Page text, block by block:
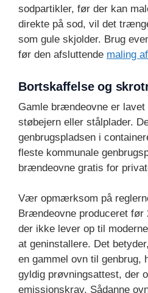
sodpartikler, før der kan
direkte på sod, vil det
som gule skjolder. Brug
før den afsluttende maling
Bortskaffelse og
Gamle brændeovne er
støbejern eller stålplader.
genbrugspladsen i
fleste kommunale
brændeovne gratis for
Vær opmærksom på
Brændeovne produceret før
der ikke lever op til
at geninstallere. Det
en gammel ovn til genbrug,
gyldig prøvningsattest, der
emissionskrav. Sådanne